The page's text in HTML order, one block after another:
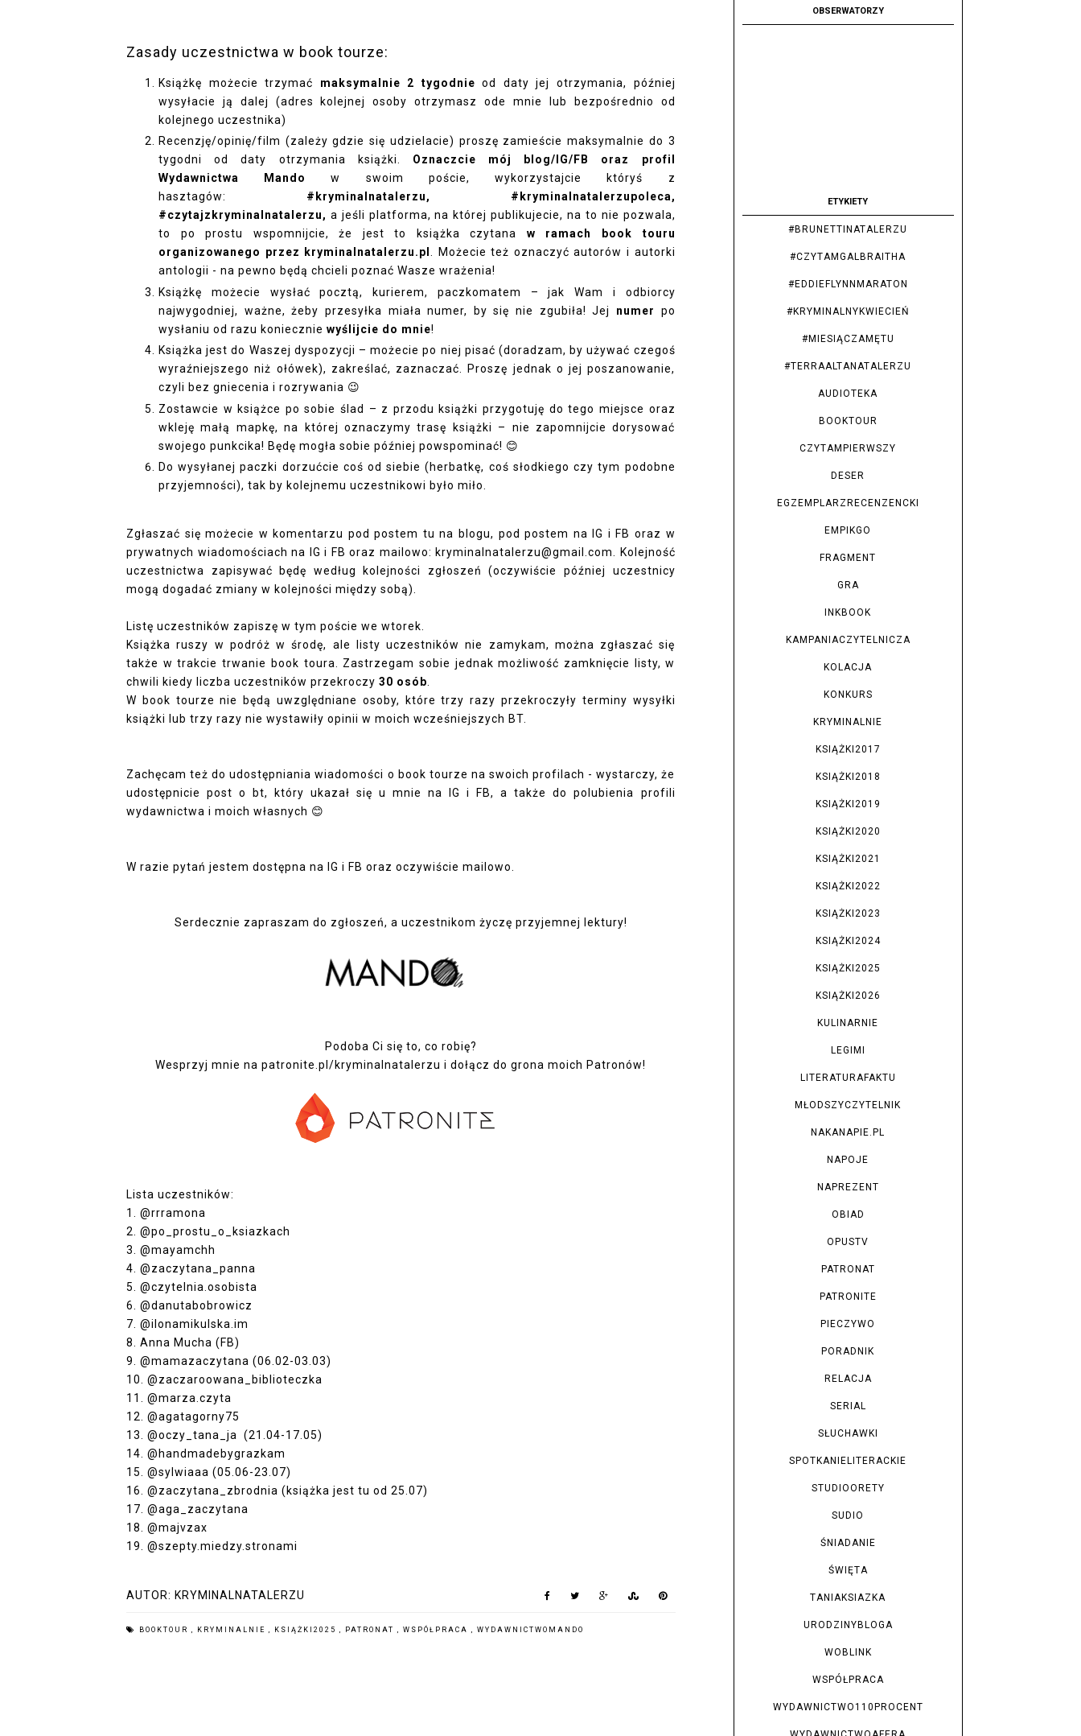
Zasady uczestnictwa w book tourze:
Książkę możecie trzymać maksymalnie 2 tygodnie od daty jej otrzymania, później
wysyłacie ją dalej (adres kolejnej osoby otrzymasz ode mnie lub bezpośrednio od
kolejnego uczestnika)
Recenzję/opinię/film (zależy gdzie się udzielacie) proszę zamieście maksymalnie do 3
tygodni od daty otrzymania książki. Oznaczcie mój blog/IG/FB oraz profil
Wydawnictwa Mandow swoim poście, wykorzystajcie któryś z
hasztagów: #kryminalnatalerzu, #kryminalnatalerzupoleca,
#czytajzkryminalnatalerzu, a jeśli platforma, na której publikujecie, na to nie pozwala,
to po prostu
wspomnijcie, że jest to książka czytana w ramach book touru
organizowanego przez kryminalnatalerzu.pl. Możecie też oznaczyć autorów i autorki
antologii - na pewno będą chcieli poznać Wasze wrażenia!
Książkę możecie wysłać pocztą, kurierem, paczkomatem – jak Wam i odbiorcy
najwygodniej, ważne, żeby przesyłka miała numer, by się nie zgubiła! Jej numer po
wysłaniu od razu koniecznie wyślijcie do mnie!
Książka jest do Waszej dyspozycji – możecie po niej pisać (doradzam, by używać czegoś
wyraźniejszego niż ołówek), zakreślać, zaznaczać. Proszę jednak o jej poszanowanie,
czyli bez gniecenia i rozrywania 😉
Zostawcie w książce po sobie ślad – z przodu książki przygotuję do tego miejsce oraz
wkleję małą mapkę, na której oznaczymy trasę książki – nie zapomnijcie dorysować
swojego punkcika! Będę mogła sobie później powspominać! 😊
Do wysyłanej paczki dorzućcie coś od siebie (herbatkę, coś słodkiego czy tym podobne
przyjemności), tak by kolejnemu uczestnikowi było miło.
Zgłaszać się możecie w komentarzu pod postem tu na blogu, pod postem na IG i FB oraz w
prywatnych wiadomościach na IG i FB oraz mailowo: kryminalnatalerzu@gmail.com. Kolejność
uczestnictwa zapisywać będę według kolejności zgłoszeń (oczywiście później uczestnicy
mogą dogadać zmiany w kolejności między sobą).
Listę uczestników zapiszę w tym poście we wtorek.
Książka ruszy w podróż w środę, ale listy uczestników nie zamykam, można zgłaszać się
także w trakcie trwanie book toura. Zastrzegam sobie jednak możliwość zamknięcie listy, w
chwili kiedy liczba uczestników przekroczy 30 osób.
W book tourze nie będą uwzględniane osoby, które trzy razy przekroczyły terminy wysyłki
książki lub trzy razy nie wystawiły opinii w moich wcześniejszych BT.
Zachęcam też do udostępniania wiadomości o book tourze na swoich profilach - wystarczy, że
udostępnicie post o bt, który ukazał się u mnie na IG i FB, a także do polubienia profili
wydawnictwa i moich własnych 😊
W razie pytań jestem dostępna na IG i FB oraz oczywiście mailowo.
Serdecznie zapraszam do zgłoszeń, a uczestnikom życzę przyjemnej lektury!
Podoba Ci się to, co robię?
Wesprzyj mnie napatronite.pl/kryminalnatalerzu i dołącz do grona moich Patronów!
Lista uczestników:
1. @rrramona
2. @po_prostu_o_ksiazkach
3. @mayamchh
4. @zaczytana_panna
5. @czytelnia.osobista
6. @danutabobrowicz
7. @ilonamikulska.im
8. Anna Mucha (FB)
9. @mamazaczytana (06.02-03.03)
10. @zaczaroowana_biblioteczka
11. @marza.czyta
12. @agatagorny75
13. @oczy_tana_ja
(21.04-17.05)
14. @handmadebygrazkam
15. @sylwiaaa (05.06-23.07)
16. @zaczytana_zbrodnia (książka jest tu od 25.07)
17. @aga_zaczytana
18. @majvzax
19. @szepty.miedzy.stronami
AUTOR: KRYMINALNATALERZU
BOOKTOUR , KRYMINALNIE , KSIĄŻKI2025 , PATRONAT , WSPÓŁPRACA , WYDAWNICTWOMANDO
OBSERWATORZY
ETYKIETY
#BRUNETTINATALERZU
#CZYTAMGALBRAITHA
#EDDIEFLYNNMARATON
#KRYMINALNYKWIECIEŃ
#MIESIĄCZAMĘTU
#TERRAALTANATALERZU
AUDIOTEKA
BOOKTOUR
CZYTAMPIERWSZY
DESER
EGZEMPLARZRECENZENCKI
EMPIKGO
FRAGMENT
GRA
INKBOOK
KAMPANIACZYTELNICZA
KOLACJA
KONKURS
KRYMINALNIE
KSIĄŻKI2017
KSIĄŻKI2018
KSIĄŻKI2019
KSIĄŻKI2020
KSIĄŻKI2021
KSIĄŻKI2022
KSIĄŻKI2023
KSIĄŻKI2024
KSIĄŻKI2025
KSIĄŻKI2026
KULINARNIE
LEGIMI
LITERATURAFAKTU
MŁODSZYCZYTELNIK
NAKANAPIE.PL
NAPOJE
NAPREZENT
OBIAD
OPUSTV
PATRONAT
PATRONITE
PIECZYWO
PORADNIK
RELACJA
SERIAL
SŁUCHAWKI
SPOTKANIELITERACKIE
STUDIOORETY
SUDIO
ŚNIADANIE
ŚWIĘTA
TANIAKSIAZKA
URODZINYBLOGA
WOBLINK
WSPÓŁPRACA
WYDAWNICTWO110PROCENT